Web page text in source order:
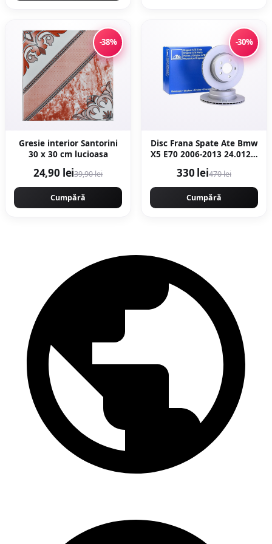
-38%
Gresie interior Santorini
30 x 30 cm lucioasa
24,90 lei39,90 lei
Cumpără
-30%
Disc Frana Spate Ate Bmw
X5 E70 2006-2013 24.0120-
330 lei470 lei
Cumpără